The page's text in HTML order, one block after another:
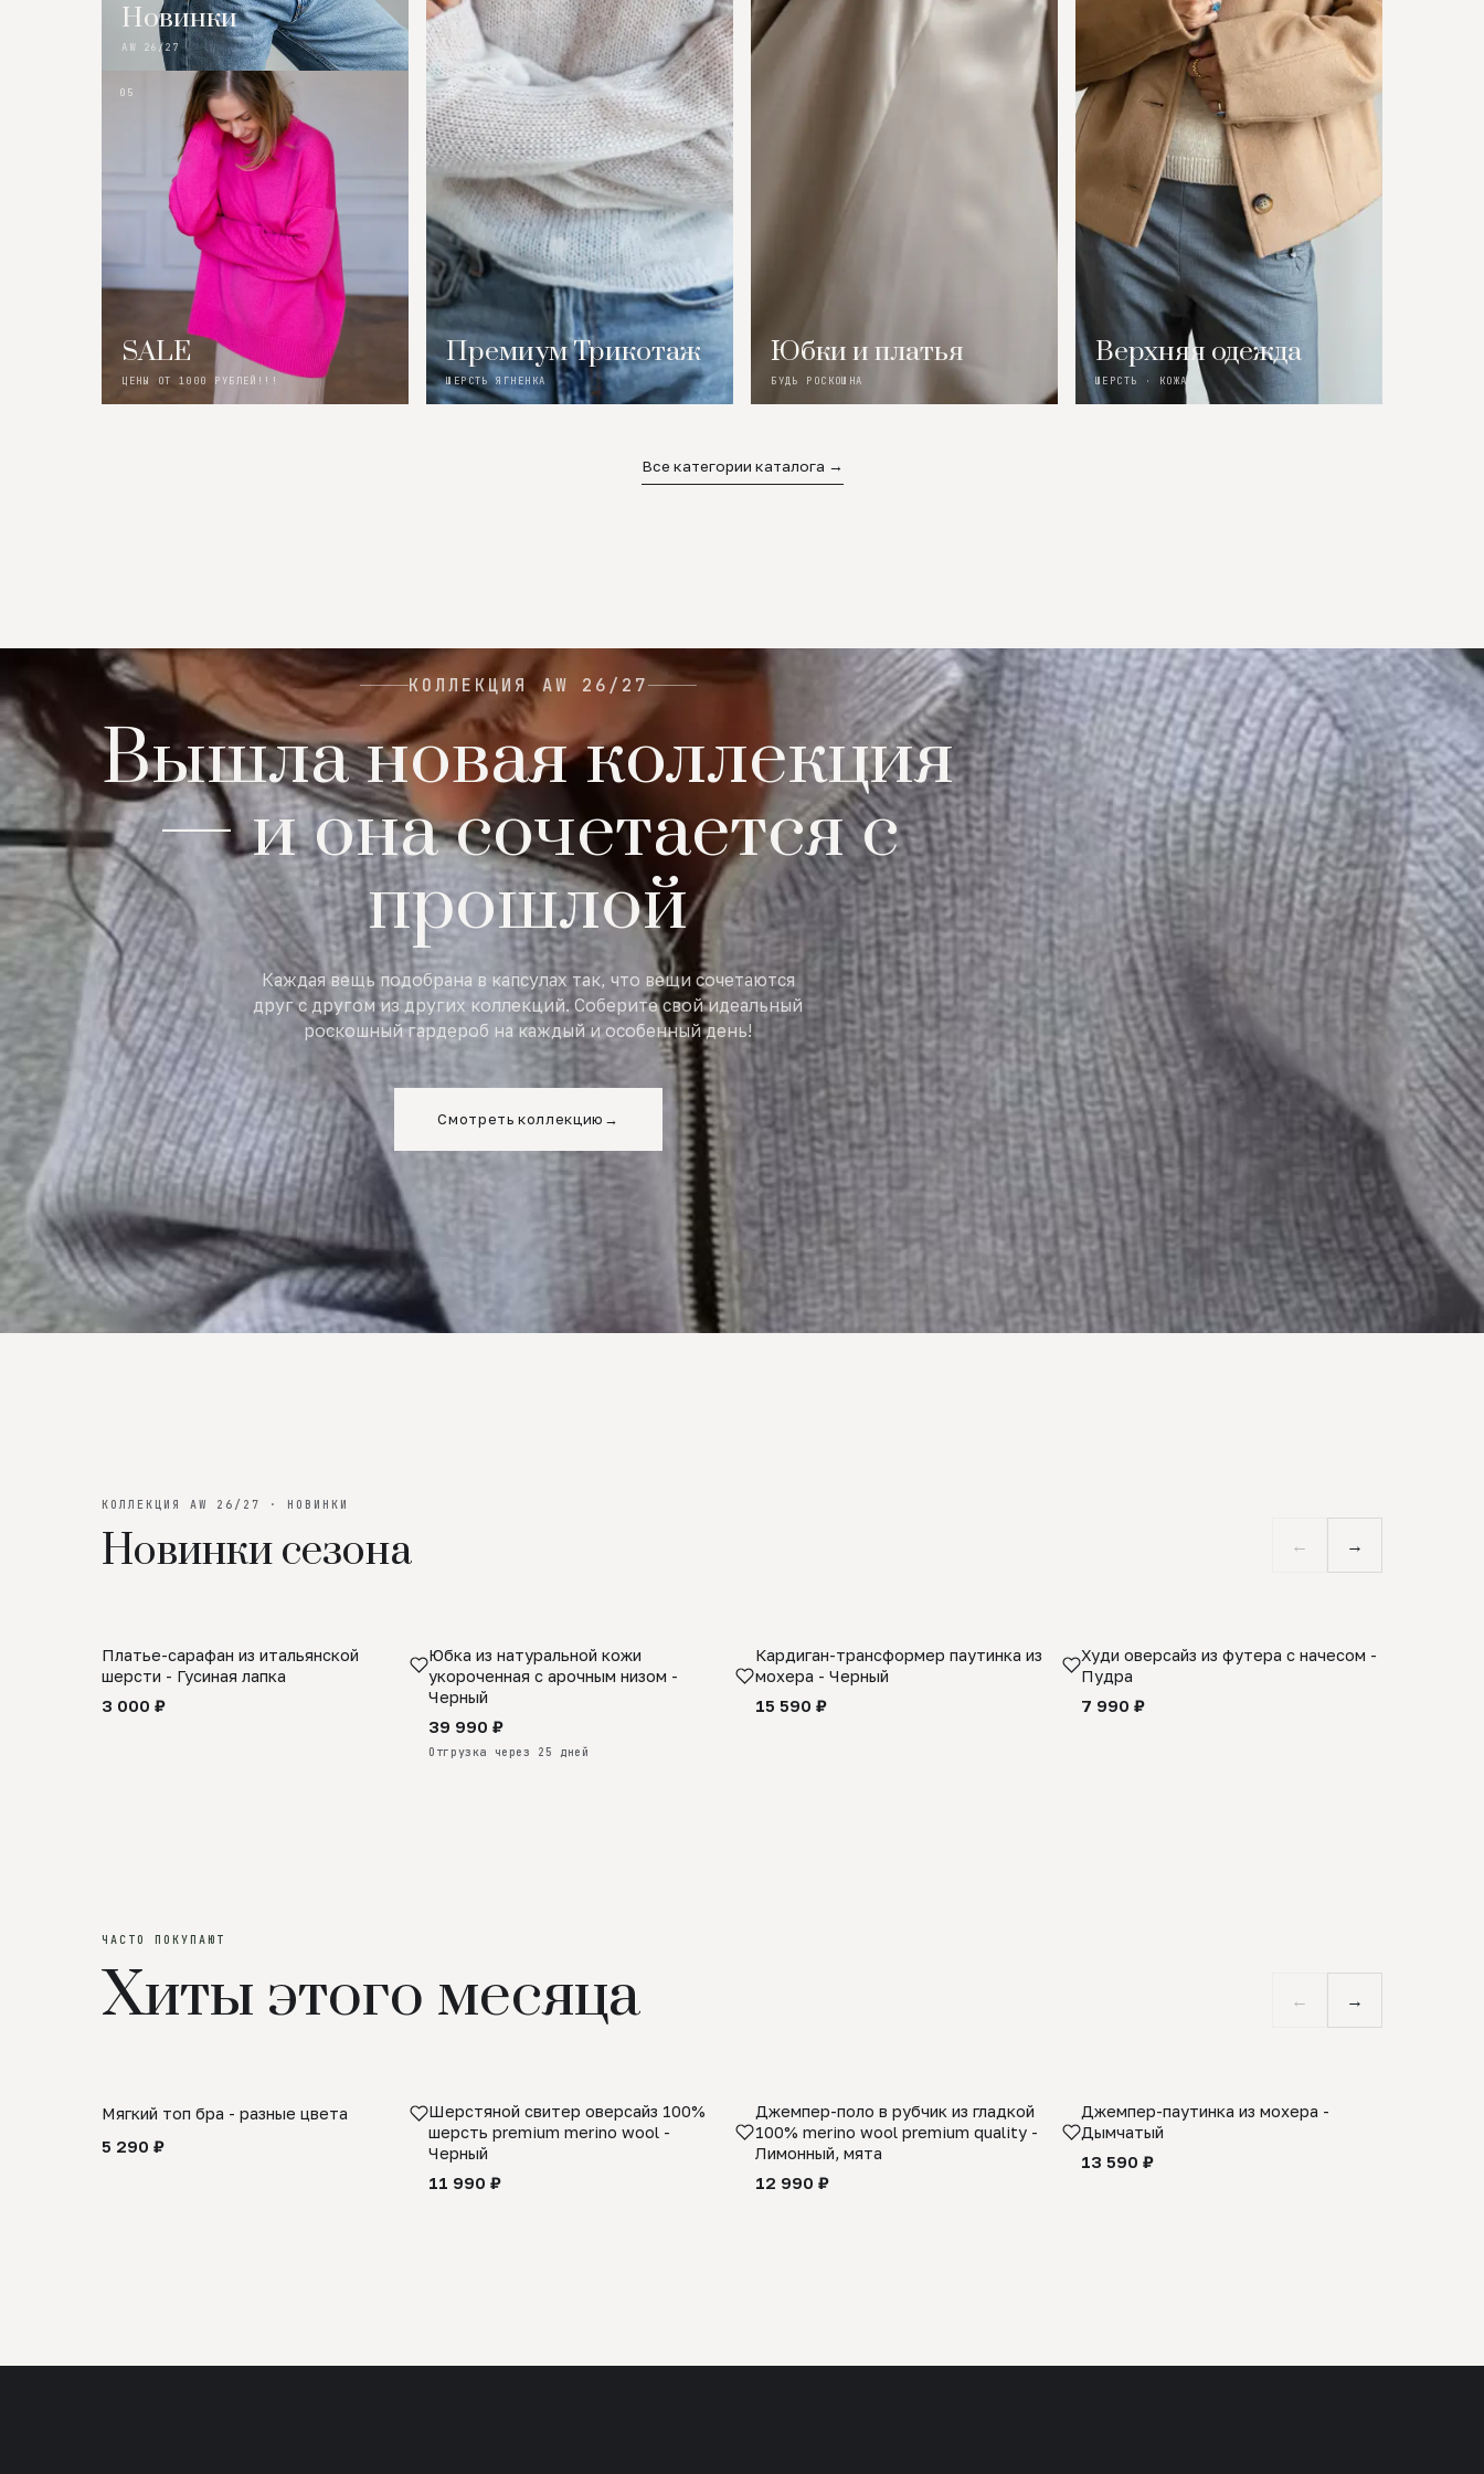
Новинки
AW 26/27
05
SALE
ЦЕНЫ ОТ 1000 РУБЛЕЙ!!!
Премиум Трикотаж
ШЕРСТЬ ЯГНЕНКА
Юбки и платья
БУДЬ РОСКОШНА
Верхняя одежда
ШЕРСТЬ · КОЖА
Все категории каталога →
КОЛЛЕКЦИЯ AW 26/27
Вышла новая коллекция
— и она сочетается с
прошлой
Каждая вещь подобрана в капсулах так, что вещи сочетаются
друг с другом из других коллекций. Соберите свой идеальный
роскошный гардероб на каждый и особенный день!
Смотреть коллекцию →
КОЛЛЕКЦИЯ AW 26/27 · НОВИНКИ
Новинки сезона ← →
SALE
Платье-сарафан из итальянской
шерсти - Гусиная лапка
3 000 ₽
ПРЕДЗАКАЗ
Юбка из натуральной кожи
укороченная с арочным низом -
Черный
39 990 ₽
Отгрузка через 25 дней
Кардиган-трансформер паутинка из
мохера - Черный
15 590 ₽
Худи оверсайз из футера с начесом -
Пудра
7 990 ₽
ЧАСТО ПОКУПАЮТ
Хиты этого месяца ← →
Мягкий топ бра - разные цвета
5 290 ₽
Шерстяной свитер оверсайз 100%
шерсть premium merino wool -
Черный
11 990 ₽
Джемпер-поло в рубчик из гладкой
100% merino wool premium quality -
Лимонный, мята
12 990 ₽
Джемпер-паутинка из мохера -
Дымчатый
13 590 ₽